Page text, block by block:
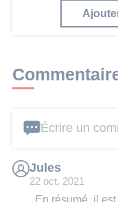
Écrire un
Jules
22 oct. 2021
En résumé, il